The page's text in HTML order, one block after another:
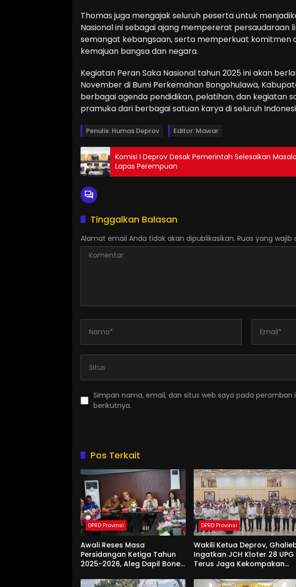
Thomas juga mengajak seluruh peserta untuk
Nasional ini sebagai ajang mempererat persaudaraan
semangat kebangsaan, serta memperkuat komitmen
kemajuan bangsa dan negara.
Kegiatan Peran Saka Nasional tahun 2025 ini akan
November di Bumi Perkemahan Bongohulawa,
berbagai agenda pendidikan, pelatihan, dan kegiatan
pramuka dari berbagai satuan karya di seluruh
Penulis: Humas Deprov Editor: Mawar
Komisi I Deprov Desak Pemerintah Selesaikan
Lapas Perempuan
Tinggalkan Balasan
Alamat email Anda tidak akan dipublikasikan. Ruas yang wajib
Simpan nama, email, dan situs web saya pada
berikutnya.
Pos Terkait
DPRD Provinsi
Awali Reses Masa
Persidangan Ketiga Tahun
2025-2026, Aleg Dapil Bone
Dari Pemda
DPRD Provinsi
Wakili Ketua Deprov,
Ingatkan JCH Kloter 28 UPG
Terus Jaga Kekompakan